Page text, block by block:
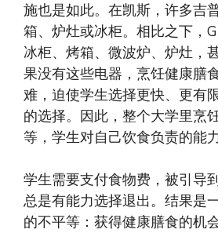
施也是如此。在凯斯，许多吉
箱、炉灶或冰柜。相比之下，
冰柜、烤箱、微波炉、炉灶，
果没有这些电器，烹饪健康膳
难，迫使学生选择更快、更有
的选择。因此，整个大学里烹
等，学生对自己饮食负责的能
学生需要支付食物费，被引导
总是有能力选择退出。结果是
的不平等：获得健康膳食的机